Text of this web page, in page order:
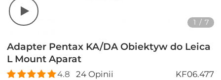
1 / 7
Adapter Pentax KA/DA Obiektyw do Leica
L Mount Aparat
4.8 24Opinii KF06.477